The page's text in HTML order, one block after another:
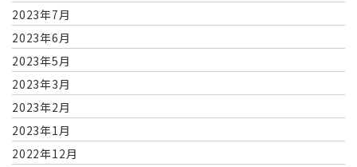
2023年7月
2023年6月
2023年5月
2023年3月
2023年2月
2023年1月
2022年12月